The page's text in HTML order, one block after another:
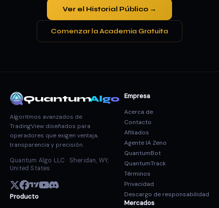
Ver el Historial Público →
Comenzar la Academia Gratuita
QuantumAlgo
Algoritmos avanzados de
TradingView diseñados para
operadores que exigen ventaja,
transparencia y precisión.
Quantum Algo LLC · Sheridan, WY,
United States
Producto
Empresa
Acerca de
Contacto
Afiliados
Agente IA Zeno
QuantumBot
QuantumTrack
Términos
Privacidad
Descargo de responsabilidad
Mercados